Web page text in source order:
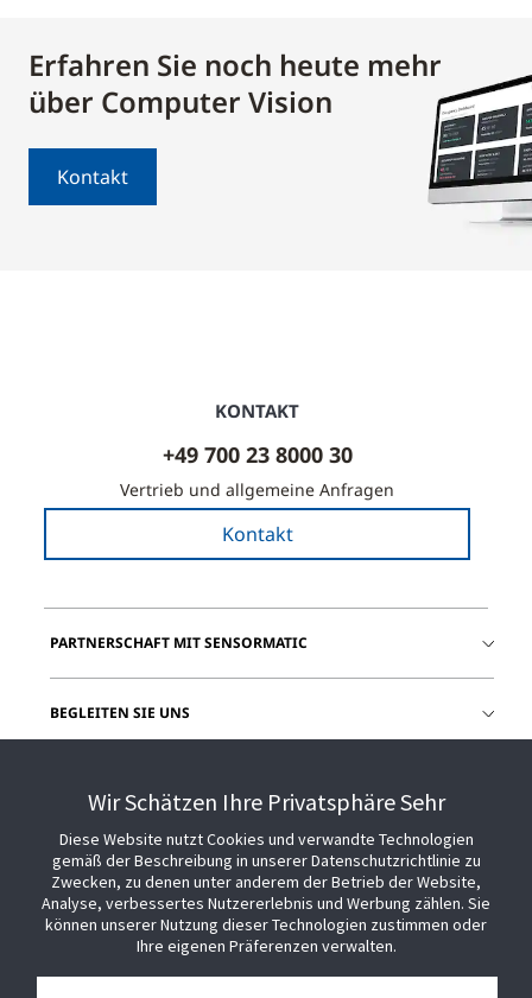
Erfahren Sie noch heute mehr
über Computer Vision
Kontakt
KONTAKT
+49 700 23 8000 30
Vertrieb und allgemeine Anfragen
Kontakt
PARTNERSCHAFT MIT SENSORMATIC
BEGLEITEN SIE UNS
Wir Schätzen Ihre Privatsphäre Sehr
Diese Website nutzt Cookies und verwandte Technologien
gemäß der Beschreibung in unserer Datenschutzrichtlinie zu
Zwecken, zu denen unter anderem der Betrieb der Website,
Analyse, verbessertes Nutzererlebnis und Werbung zählen. Sie
können unserer Nutzung dieser Technologien zustimmen oder
Ihre eigenen Präferenzen verwalten.